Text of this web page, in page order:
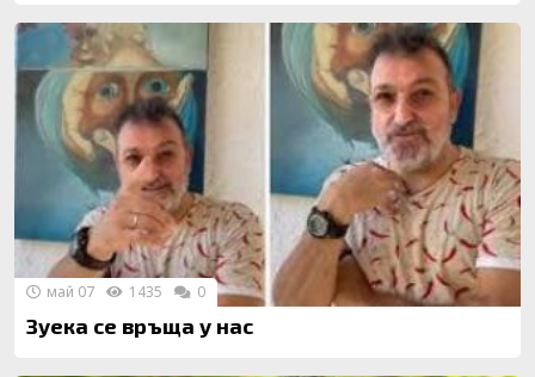
Зуека се връща у нас
май 07 1435 0